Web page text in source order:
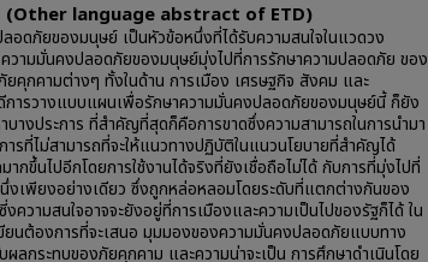
language abstract of ETD)
อดภัยของมนุษย์ เป็นหัวข้อหนึ่งที่ได้รับความสนใจในแวดวง
ความมั่นคงปลอดภัยของมนุษย์มุ่งไปที่การรักษาความปลอดภัย ของ
คุกคามต่างๆ ทั้งในด้าน การเมือง เศรษฐกิจ สังคม และ
ารวางแบบแผนเพื่อรักษาความมั่นคงปลอดภัยของมนุษย์นี้ ก็ยัง
างประการ ที่สำคัญที่สุดก็คือการขาดซึ่งความสามารถในการนำมา
ารที่ไม่สามารถที่จะให้แนวทางปฏิบัติในแนวนโยบายที่สำคัญได้
กขึ้นไปอีกโดยการใช้งานได้จริงที่ยังเชื่อถือไม่ได้ กับการที่มุ่งไปที่
งเพียงอย่างเดียว ซึ่งถูกหล่อหลอมโดยระดับที่แตกต่างกันของ
ความสนใจอาจจะยังอยู่ที่การเมืองและความเป็นไปของรัฐก็ได้ ใน
นต้องการที่จะเสนอ มุมมองของความมั่นคงปลอดภัยแบบทาง
ผลกระทบของภัยคุกคาม และความน่าจะเป็น การศึกษาดำเนินโดย